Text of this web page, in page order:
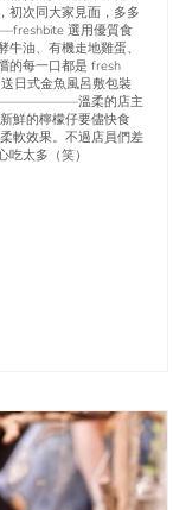
初次同大家見面，多多
選用優質食
油、有機走地雞蛋、
的每一口都是 fresh
日式金魚風呂敷包裝
溫柔的店主
鮮的檸檬仔要儘快食
軟效果。不過店員們差
太多（笑）